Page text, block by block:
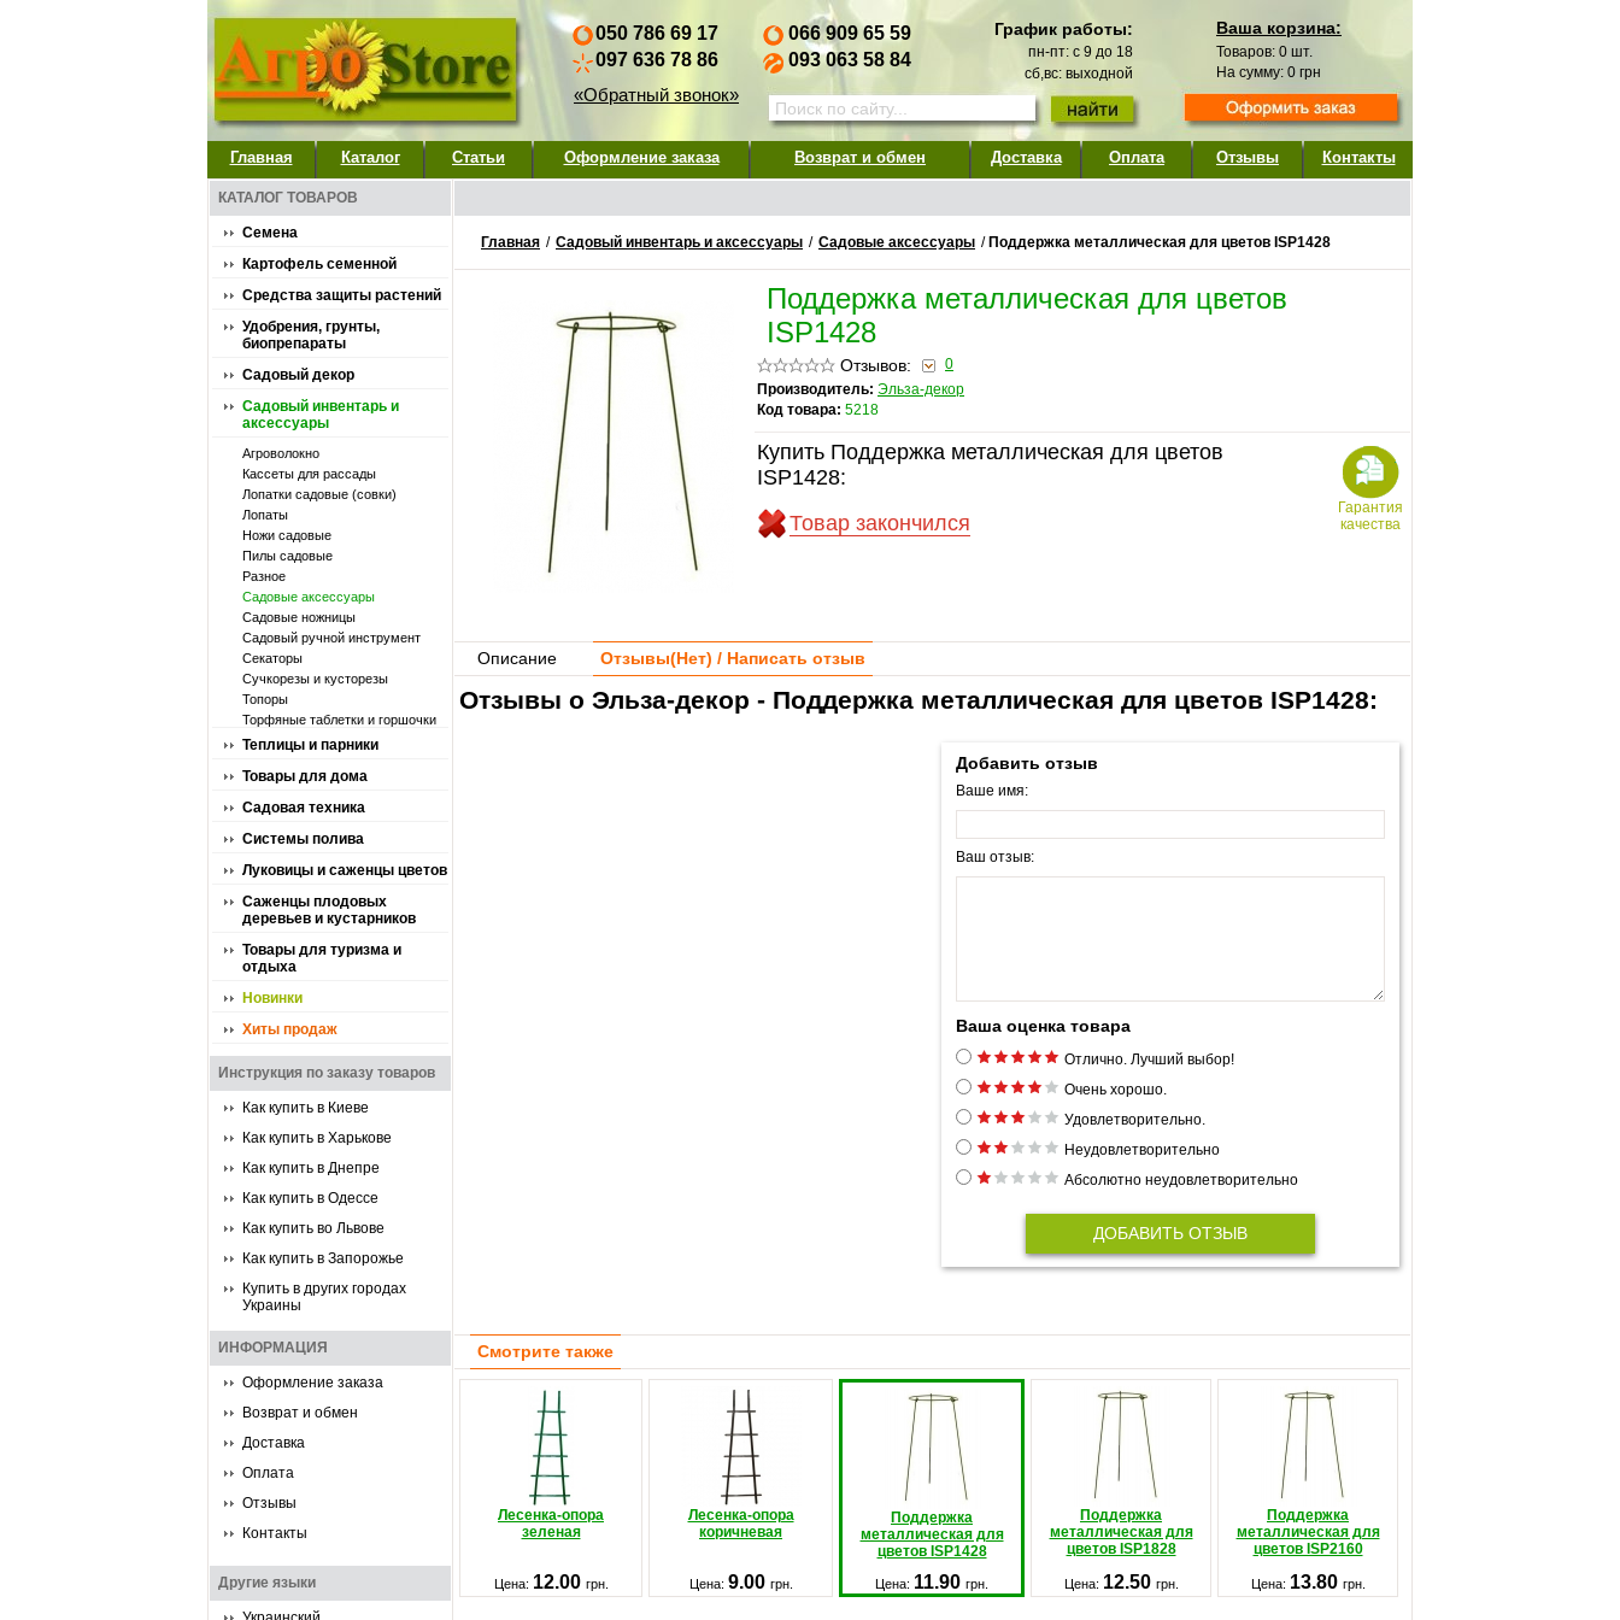
050 786 69 17
097 636 78 86
«Обратный звонок»
066 909 65 59
093 063 58 84
График работы:
пн-пт: с 9 до 18
сб,вс: выходной
Ваша корзина:
Товаров: 0 шт.
На сумму: 0 грн
Главная Каталог Статьи Оформление заказа Возврат и обмен Доставка Оплата Отзывы Контакты
КАТАЛОГ ТОВАРОВ
Семена
Картофель семенной
Средства защиты растений
Удобрения, грунты,
биопрепараты
Садовый декор
Садовый инвентарь и
аксессуары
Агроволокно
Кассеты для рассады
Лопатки садовые (совки)
Лопаты
Ножи садовые
Пилы садовые
Разное
Садовые аксессуары
Садовые ножницы
Садовый ручной инструмент
Секаторы
Сучкорезы и кусторезы
Топоры
Торфяные таблетки и горшочки
Теплицы и парники
Товары для дома
Садовая техника
Системы полива
Луковицы и саженцы цветов
Саженцы плодовых
деревьев и кустарников
Товары для туризма и
отдыха
Новинки
Хиты продаж
Инструкция по заказу товаров
Как купить в Киеве
Как купить в Харькове
Как купить в Днепре
Как купить в Одессе
Как купить во Львове
Как купить в Запорожье
Купить в других городах
Украины
ИНФОРМАЦИЯ
Оформление заказа
Возврат и обмен
Доставка
Оплата
Отзывы
Контакты
Другие языки
Главная / Садовый инвентарь и аксессуары / Садовые аксессуары / Поддержка металлическая для цветов ISP1428
Поддержка металлическая для цветов
ISP1428
Отзывов:
0
Производитель: Эльза-декор
Код товара: 5218
Купить Поддержка металлическая для цветов
ISP1428:
Товар закончился
Гарантия
качества
Описание Отзывы(Нет) / Написать отзыв
Отзывы о Эльза-декор - Поддержка металлическая для цветов ISP1428:
Добавить отзыв
Ваше имя:
Ваш отзыв:
Ваша оценка товара
Отлично. Лучший выбор!
Очень хорошо.
Удовлетворительно.
Неудовлетворительно
Абсолютно неудовлетворительно
ДОБАВИТЬ ОТЗЫВ
Смотрите также
Лесенка-опора
зеленая
Лесенка-опора
коричневая
Поддержка
металлическая для
цветов ISP1428
Поддержка
металлическая для
цветов ISP1828
Поддержка
металлическая для
цветов ISP2160
Цена: 12.00 грн. Цена: 9.00 грн. Цена: 11.90 грн. Цена: 12.50 грн. Цена: 13.80 грн.